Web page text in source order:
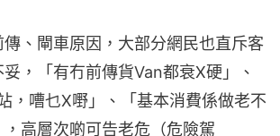
傳、閘車原因，大部分網民也直斥客
，「有冇前傳貨Van都衰X硬」、
，嘈乜X嘢」、「基本消費係做老不
，高層次啲可告老危（危險駕